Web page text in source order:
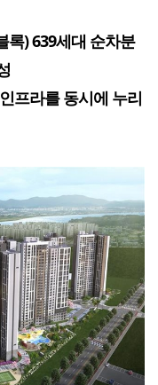
록) 639세대 순차분
프라를 동시에 누리